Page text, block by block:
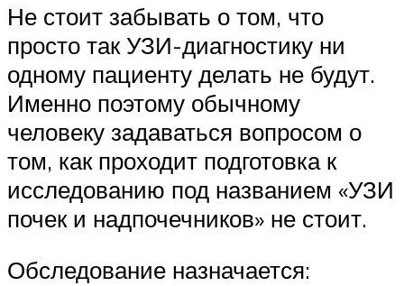
Не стоит забывать о том, что
просто так УЗИ-диагностику ни
одному пациенту делать не будут.
Именно поэтому обычному
человеку задаваться вопросом о
том, как проходит подготовка к
исследованию под названием «УЗИ
почек и надпочечников» не стоит.
Обследование назначается: